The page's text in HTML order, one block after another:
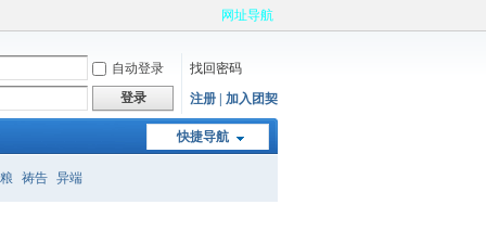
网址导航
自动登录
找回密码
登录 注册 | 加入团契
快捷导航
祷告 异端